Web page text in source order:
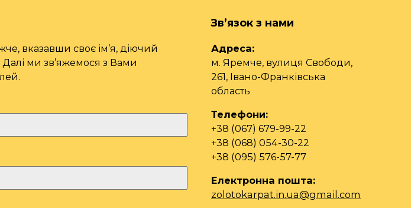
вказавши своє ім’я, діючий
ми зв’яжемося з Вами
Зв’язок з нами
Адреса:
м. Яремче, вулиця Свободи,
261, Івано-Франківська
область
Телефони:
+38 (067) 679-99-22
+38 (068) 054-30-22
+38 (095) 576-57-77
Електронна пошта:
zolotokarpat.in.ua@gmail.com